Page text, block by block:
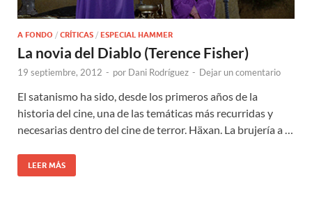
A FONDO / CRÍTICAS / ESPECIAL HAMMER
La novia del Diablo (Terence Fisher)
19 septiembre, 2012 - por Dani Rodríguez - Dejar un comentario
El satanismo ha sido, desde los primeros años de la
historia del cine, una de las temáticas más recurridas y
necesarias dentro del cine de terror. Häxan. La brujería a …
LEER MÁS